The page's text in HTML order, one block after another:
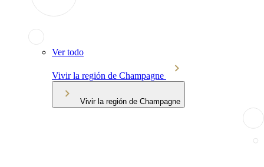
Ver todo
Vivir la región de Champagne
Vivir la región de Champagne